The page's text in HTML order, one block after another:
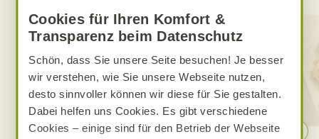
Cookies für Ihren Komfort &
Transparenz beim Datenschutz
Schön, dass Sie unsere Seite besuchen! Je besser
wir verstehen, wie Sie unsere Webseite nutzen,
desto sinnvoller können wir diese für Sie gestalten.
Dabei helfen uns Cookies. Es gibt verschiedene
Cookies – einige sind für den Betrieb der Webseite